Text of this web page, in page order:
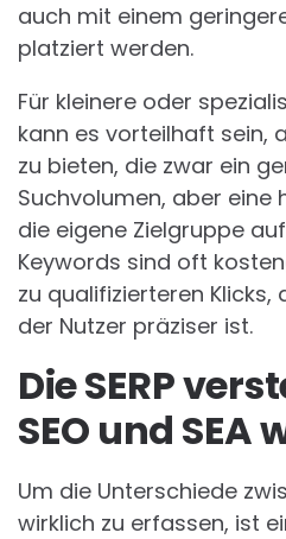
auch mit einem
platziert werden.
Für kleinere oder
kann es vorteilhaft sein,
zu bieten, die zwar ein
Suchvolumen, aber eine
die eigene Zielgruppe
Keywords sind oft
zu qualifizierteren Klicks,
der Nutzer präziser ist.
Die SERP
SEO und SEA
Um die Unterschiede
wirklich zu erfassen, ist